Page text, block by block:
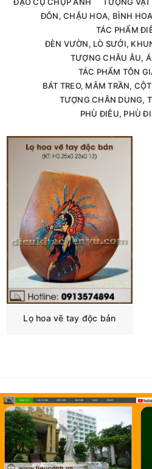
ĐÔN, CHẬU HOA, BÌNH HOA
TÁC PHẨM
ĐÈN VƯỜN, LÒ SƯỞI,
TƯỢNG CHÂU ÂU,
TÁC PHẨM TÔN
BÁT TREO, MÂM TRẦN,
TƯỢNG CHÂN DUNG,
PHÙ ĐIÊU, PHÙ
Lọ hoa vẽ tay độc bản